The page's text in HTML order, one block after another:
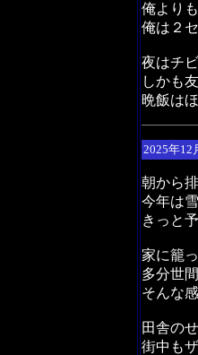
俺より
俺は２
夜はチ
しかも
晩飯は
2025年12
朝から
今年は
きっと
家に籠
多分世
そんな
田舎の
街中も